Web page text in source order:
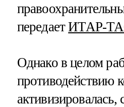
передаетИТАР-
Однако в целом
противодействию